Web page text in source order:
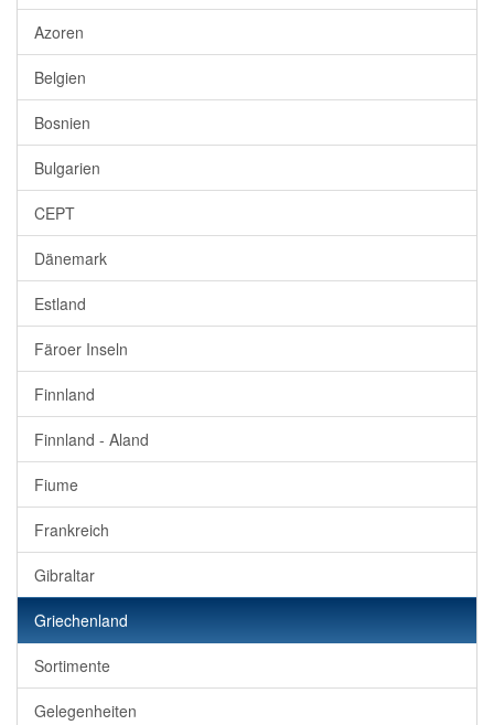
Azoren
Belgien
Bosnien
Bulgarien
CEPT
Dänemark
Estland
Färoer Inseln
Finnland
Finnland - Aland
Fiume
Frankreich
Gibraltar
Griechenland
Sortimente
Gelegenheiten